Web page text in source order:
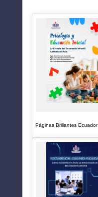
Páginas Brillantes Ecuador